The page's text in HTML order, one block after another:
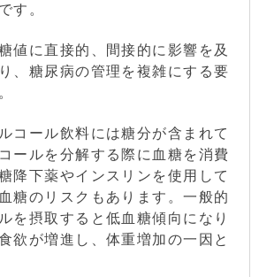
です。
値に直接的、間接的に影響を及
、糖尿病の管理を複雑にする要
コール飲料には糖分が含まれて
ールを分解する際に血糖を消費
降下薬やインスリンを使用して
糖のリスクもあります。一般的
を摂取すると低血糖傾向になり
欲が増進し、体重増加の一因と